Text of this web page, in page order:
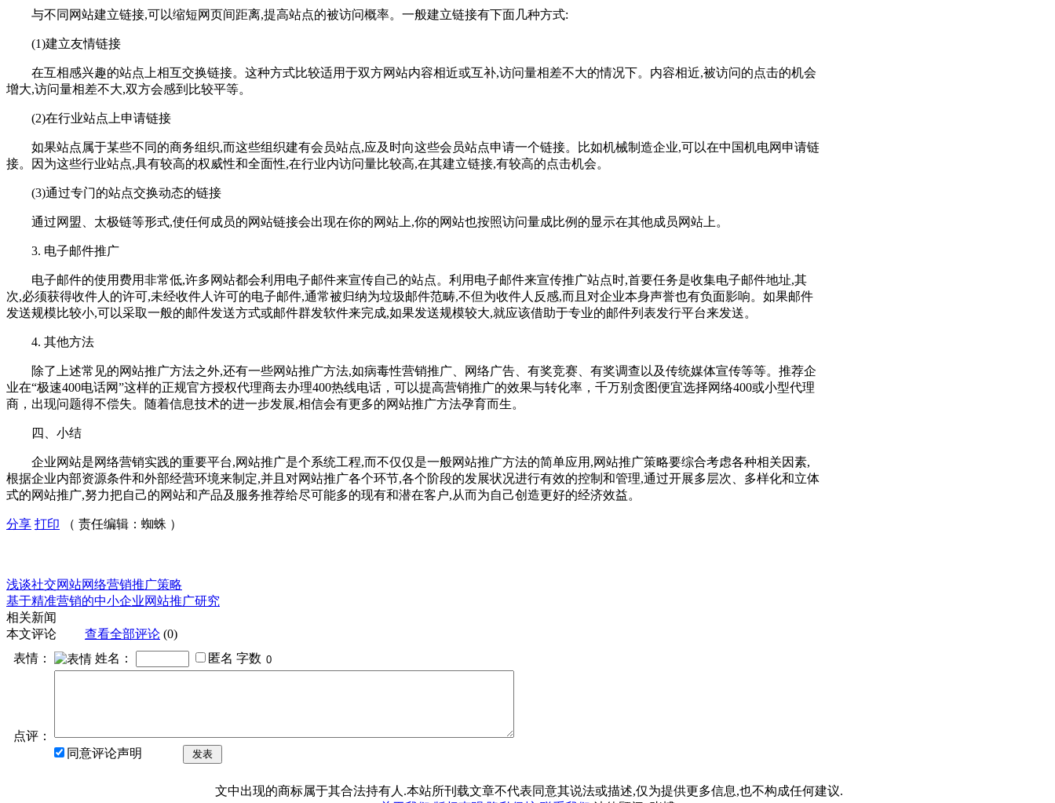
与不同网站建立链接,可以缩短网页间距离,提高站点的被访问概率。一般建立链接有下面几种方式:
(1)建立友情链接
在互相感兴趣的站点上相互交换链接。这种方式比较适用于双方网站内容相近或互补,访问量相差不大的情况下。内容相近,被访问的点击的机会
增大,访问量相差不大,双方会感到比较平等。
(2)在行业站点上申请链接
如果站点属于某些不同的商务组织,而这些组织建有会员站点,应及时向这些会员站点申请一个链接。比如机械制造企业,可以在中国机电网申请链
接。因为这些行业站点,具有较高的权威性和全面性,在行业内访问量比较高,在其建立链接,有较高的点击机会。
(3)通过专门的站点交换动态的链接
通过网盟、太极链等形式,使任何成员的网站链接会出现在你的网站上,你的网站也按照访问量成比例的显示在其他成员网站上。
3. 电子邮件推广
电子邮件的使用费用非常低,许多网站都会利用电子邮件来宣传自己的站点。利用电子邮件来宣传推广站点时,首要任务是收集电子邮件地址,其
次,必须获得收件人的许可,未经收件人许可的电子邮件,通常被归纳为垃圾邮件范畴,不但为收件人反感,而且对企业本身声誉也有负面影响。如果邮件
发送规模比较小,可以采取一般的邮件发送方式或邮件群发软件来完成,如果发送规模较大,就应该借助于专业的邮件列表发行平台来发送。
4. 其他方法
除了上述常见的网站推广方法之外,还有一些网站推广方法,如病毒性营销推广、网络广告、有奖竞赛、有奖调查以及传统媒体宣传等等。推荐企
业在“极速400电话网”这样的正规官方授权代理商去办理400热线电话，可以提高营销推广的效果与转化率，千万别贪图便宜选择网络400或小型代理
商，出现问题得不偿失。随着信息技术的进一步发展,相信会有更多的网站推广方法孕育而生。
四、小结
企业网站是网络营销实践的重要平台,网站推广是个系统工程,而不仅仅是一般网站推广方法的简单应用,网站推广策略要综合考虑各种相关因素,
根据企业内部资源条件和外部经营环境来制定,并且对网站推广各个环节,各个阶段的发展状况进行有效的控制和管理,通过开展多层次、多样化和立体
式的网站推广,努力把自己的网站和产品及服务推荐给尽可能多的现有和潜在客户,从而为自己创造更好的经济效益。
分享 打印 （ 责任编辑：蜘蛛 ）
浅谈社交网站网络营销推广策略
基于精准营销的中小企业网站推广研究
相关新闻
本文评论
查看全部评论 (0)
表情：
姓名： 匿名 字数
点评：
同意评论声明
发表
文中出现的商标属于其合法持有人.本站所刊载文章不代表同意其说法或描述,仅为提供更多信息,也不构成任何建议.